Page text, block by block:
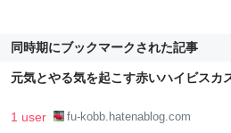
同時期にブックマークされた記事
元気とやる気を起こす赤いハイビス
1 user fu-kobb.hatenablog.com